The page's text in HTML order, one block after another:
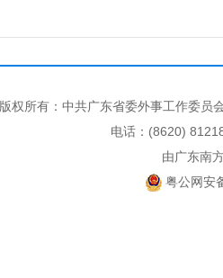
版权所有：中共广东省委外事工作委
电话：(8620)
由广东南
粤公网安